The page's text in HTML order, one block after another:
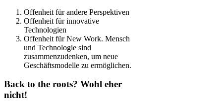
Offenheit für andere Perspektiven
Offenheit für innovative
Technologien
Offenheit für New Work. Mensch
und Technologie sind
zusammenzudenken, um neue
Geschäftsmodelle zu ermöglichen.
Back to the roots? Wohl eher
nicht!